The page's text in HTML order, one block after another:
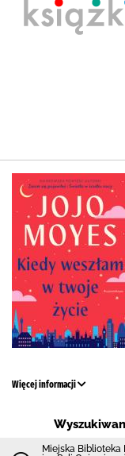
Więcej informacji
Miejska Biblioteka